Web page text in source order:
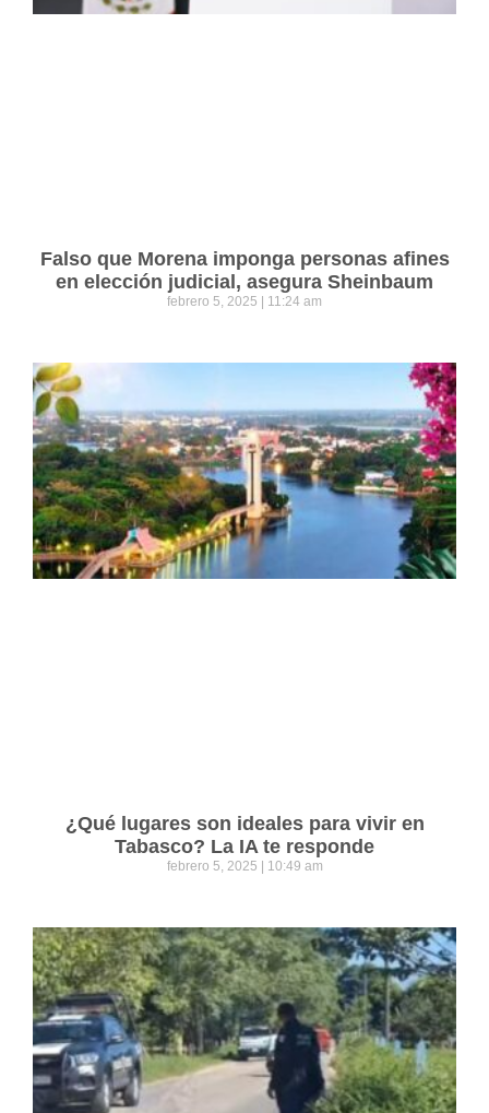
Falso que Morena imponga personas afines
en elección judicial, asegura Sheinbaum
febrero 5, 2025 11:24 am
¿Qué lugares son ideales para vivir en
Tabasco? La IA te responde
febrero 5, 2025 10:49 am